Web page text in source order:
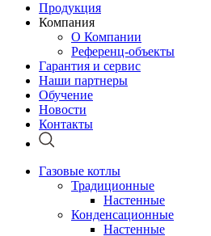
Продукция
Компания
О Компании
Референц-объекты
Гарантия и сервис
Наши партнеры
Обучение
Новости
Контакты
Газовые котлы
Традиционные
Настенные
Конденсационные
Настенные